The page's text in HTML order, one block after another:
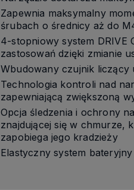
Zapewnia maksymalny
śrubach o średnicy aż do
4-stopniowy system DRIVE
zastosowań dzięki zmianie
Wbudowany czujnik
Technologia kontroli nad
zapewniającą zwiększoną
Opcja śledzenia i ochrony
znajdującej się w chmurze,
zapobiega jego kradzieży
Elastyczny system